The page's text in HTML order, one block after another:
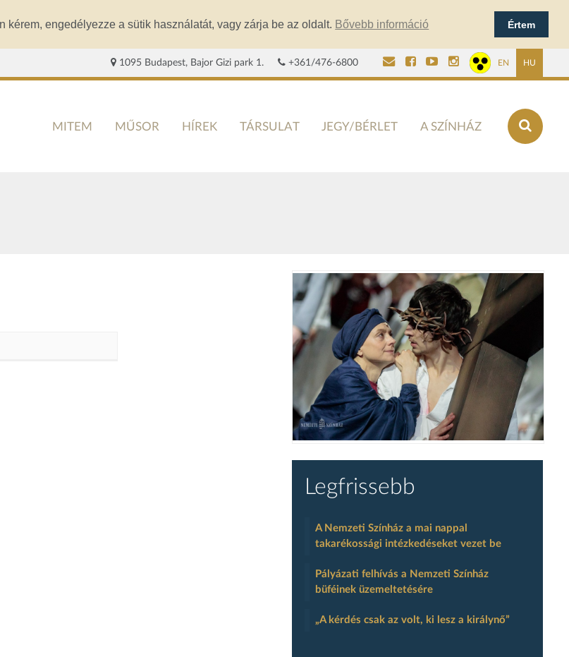
engedélyezze a sütik használatát, vagy zárja be az oldalt. Bővebb információ Értem
1095 Budapest, Bajor Gizi park 1. +361/476-6800 EN HU
MITEM MŰSOR HÍREK TÁRSULAT JEGY/BÉRLET A SZÍNHÁZ
Legfrissebb
A Nemzeti Színház a mai nappal
takarékossági intézkedéseket vezet be
Pályázati felhívás a Nemzeti Színház
büféinek üzemeltetésére
„A kérdés csak az volt, ki lesz a királynő”